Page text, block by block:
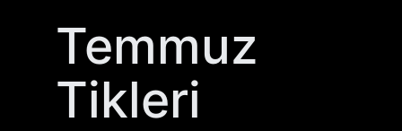
Temmuz
Tikleri